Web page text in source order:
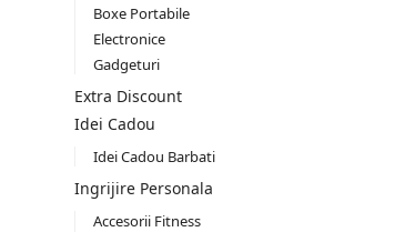
Boxe Portabile
Electronice
Gadgeturi
Extra Discount
Idei Cadou
Idei Cadou Barbati
Ingrijire Personala
Accesorii Fitness